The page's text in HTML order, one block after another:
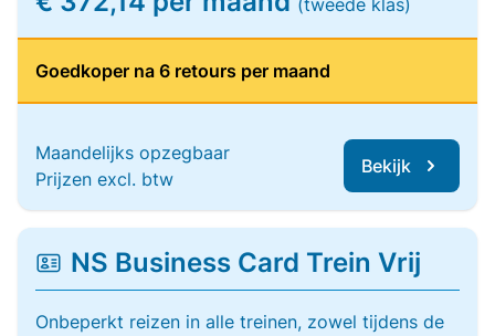
(tweede klas)
Goedkoper na 6 retours per maand
Maandelijks opzegbaar
Prijzen excl. btw
Bekijk
NS Business Card Trein Vrij
Onbeperkt reizen in alle treinen, zowel tijdens de